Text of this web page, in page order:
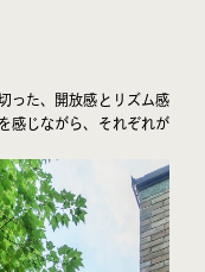
った、開放感とリズム感
感じながら、それぞれが